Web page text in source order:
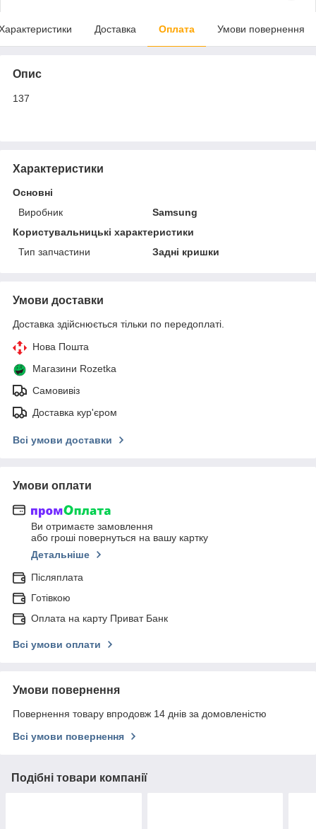
Доставка Оплата Умови повернення
Опис
137
Характеристики
Основні
Виробник
Samsung
Користувальницькі характеристики
Тип запчастини
Задні кришки
Умови доставки
Доставка здійснюється тільки по передоплаті.
Нова Пошта
Магазини Rozetka
Самовивіз
Доставка кур'єром
Всі умови доставки
Умови оплати
Ви отримаєте замовлення
або гроші повернуться на вашу картку
Детальніше
Післяплата
Готівкою
Оплата на карту Приват Банк
Всі умови оплати
Умови повернення
Повернення товару впродовж 14 днів за домовленістю
Всі умови повернення
Подібні товари компанії